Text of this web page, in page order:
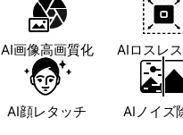
AI画像高画質化 AIロスレ
AI顔レタッチ AIノイズ